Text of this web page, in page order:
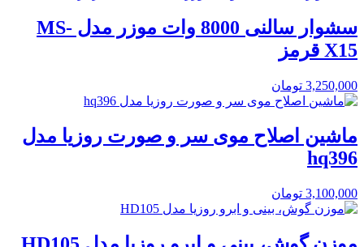
سشوار سالنی 8000 وات موزر مدل MS-
X15 قرمز
3,250,000 تومان
ماشین اصلاح موی سر و صورت روزیا مدل
hq396
3,100,000 تومان